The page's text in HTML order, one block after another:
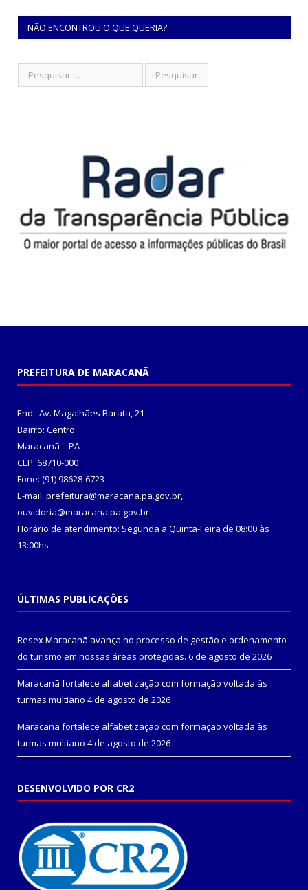
NÃO ENCONTROU O QUE QUERIA?
PREFEITURA DE MARACANÃ
End.: Av. Magalhães Barata, 21
Bairro: Centro
Maracanã – PA
CEP: 68710-000
Fone: (91) 98628-6723
E-mail: prefeitura@maracana.pa.gov.br,
ouvidoria@maracana.pa.gov.br
Horário de atendimento: Segunda a Quinta-Feira de 08:00 às
13:00hs
ÚLTIMAS PUBLICAÇÕES
Resex Maracanã avança no processo de gestão e ordenamento
do turismo em nossas áreas protegidas. 6 de agosto de 2026
Maracanã fortalece alfabetização com formação voltada às
turmas multiano 4 de agosto de 2026
Maracanã fortalece alfabetização com formação voltada às
turmas multiano 4 de agosto de 2026
DESENVOLVIDO POR CR2